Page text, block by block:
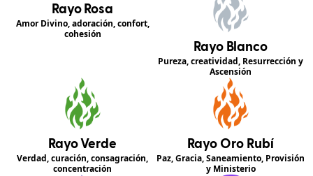
Rayo Rosa
Amor Divino, adoración, confort,
cohesión
Rayo Blanco
Pureza, creatividad, Resurrección y
Ascensión
Rayo Verde
Verdad, curación, consagración,
concentración
Rayo Oro Rubí
Paz, Gracia, Saneamiento, Provisión
y Ministerio